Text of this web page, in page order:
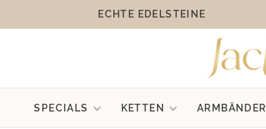
ECHTE EDELSTEINE
SPECIALS KETTEN ARMBÄNDER